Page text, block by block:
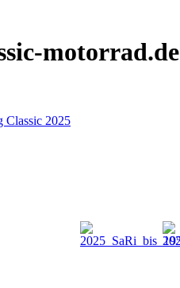
motorrad.de
Classic 2025